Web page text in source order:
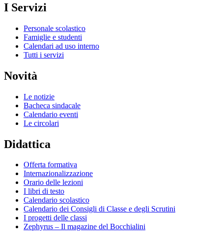
I Servizi
Personale scolastico
Famiglie e studenti
Calendari ad uso interno
Tutti i servizi
Novità
Le notizie
Bacheca sindacale
Calendario eventi
Le circolari
Didattica
Offerta formativa
Internazionalizzazione
Orario delle lezioni
I libri di testo
Calendario scolastico
Calendario dei Consigli di Classe e degli Scrutini
I progetti delle classi
Zephyrus – Il magazine del Bocchialini